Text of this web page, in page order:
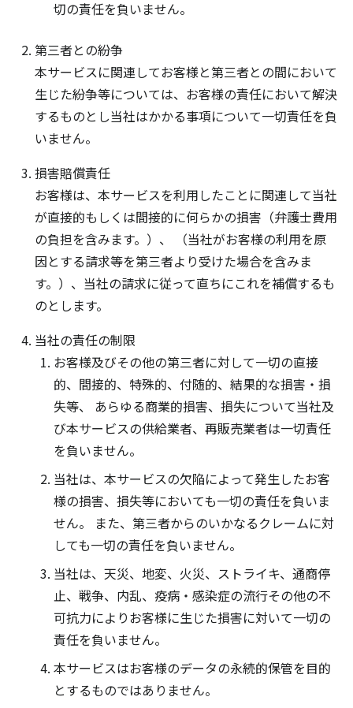
切の責任を負いません。
第三者との紛争
本サービスに関連してお客様と第三者との間において
生じた紛争等については、お客様の責任において解決
するものとし当社はかかる事項について一切責任を負
いません。
損害賠償責任
お客様は、本サービスを利用したことに関連して当社
が直接的もしくは間接的に何らかの損害（弁護士費用
の負担を含みます。）、 （当社がお客様の利用を原
因とする請求等を第三者より受けた場合を含みま
す。）、当社の請求に従って直ちにこれを補償するも
のとします。
当社の責任の制限
お客様及びその他の第三者に対して一切の直接
的、間接的、特殊的、付随的、結果的な損害・損
失等、 あらゆる商業的損害、損失について当社及
び本サービスの供給業者、再販売業者は一切責任
を負いません。
当社は、本サービスの欠陥によって発生したお客
様の損害、損失等においても一切の責任を負いま
せん。 また、第三者からのいかなるクレームに対
しても一切の責任を負いません。
当社は、天災、地変、火災、ストライキ、通商停
止、戦争、内乱、疫病・感染症の流行その他の不
可抗力によりお客様に生じた損害に対いて一切の
責任を負いません。
本サービスはお客様のデータの永続的保管を目的
とするものではありません。